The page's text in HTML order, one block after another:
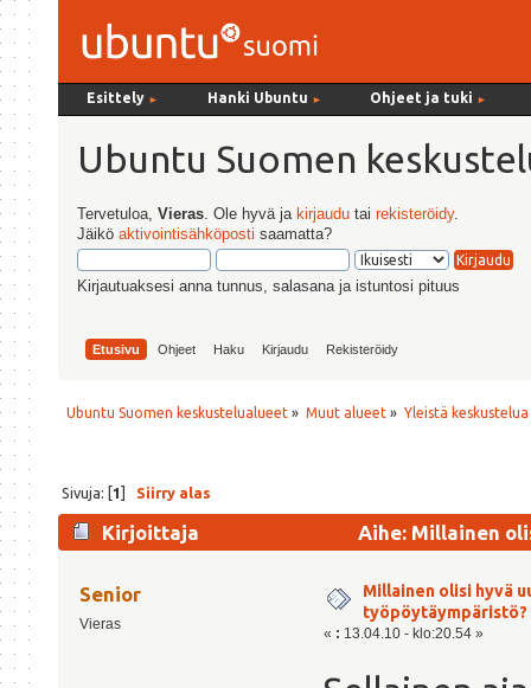
Esittely ► Hanki Ubuntu ► Ohjeet ja tuki ►
Ubuntu Suomen
Tervetuloa,Vieras . Ole hyvä ja kirjaudu tairekisteröidy.
Jäiköaktivointisähköposti saamatta?
Kirjautuaksesi anna tunnus, salasana ja istuntosi pituus
Etusivu Ohjeet Haku Kirjaudu Rekisteröidy
Ubuntu Suomen keskustelualueet » Muut alueet» Yleistä keskustelua
Sivuja: [1] Siirry alas
Kirjoittaja
Aihe: Millainen
Senior
Vieras
Millainen olisi hyvä
työpöytäympäristö?
« : 13.04.10 - klo:20.54 »